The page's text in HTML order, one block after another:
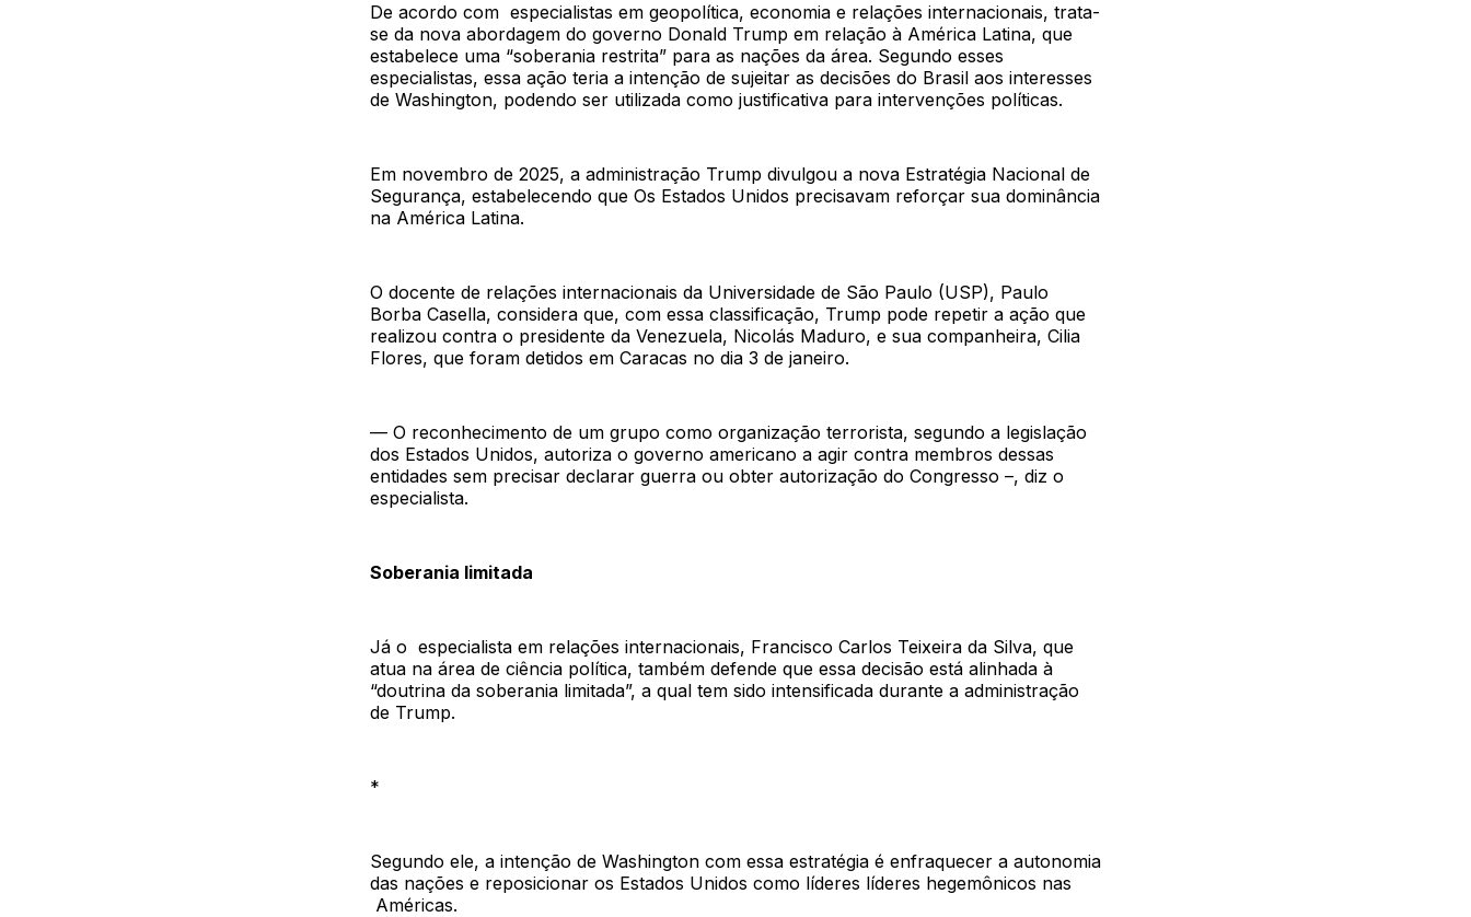
De acordo com especialistas em geopolítica, economia e relações internacionais, trata-
se da nova abordagem do governo Donald Trump em relação à América Latina, que
estabelece uma “soberania restrita” para as nações da área. Segundo esses
especialistas, essa ação teria a intenção de sujeitar as decisões do Brasil aos interesses
de Washington, podendo ser utilizada como justificativa para intervenções políticas.
Em novembro de 2025, a administração Trump divulgou a nova Estratégia Nacional de
Segurança, estabelecendo que Os Estados Unidos precisavam reforçar sua dominância
na América Latina.
O docente de relações internacionais da Universidade de São Paulo (USP), Paulo
Borba Casella, considera que, com essa classificação, Trump pode repetir a ação que
realizou contra o presidente da Venezuela, Nicolás Maduro, e sua companheira, Cilia
Flores, que foram detidos em Caracas no dia 3 de janeiro.
— O reconhecimento de um grupo como organização terrorista, segundo a legislação
dos Estados Unidos, autoriza o governo americano a agir contra membros dessas
entidades sem precisar declarar guerra ou obter autorização do Congresso –, diz o
especialista.
Soberania limitada
Já o especialista em relações internacionais, Francisco Carlos Teixeira da Silva, que
atua na área de ciência política, também defende que essa decisão está alinhada à
“doutrina da soberania limitada”, a qual tem sido intensificada durante a administração
de Trump.
*
Segundo ele, a intenção de Washington com essa estratégia é enfraquecer a autonomia
das nações e reposicionar os Estados Unidos como líderes líderes hegemônicos nas
Américas.